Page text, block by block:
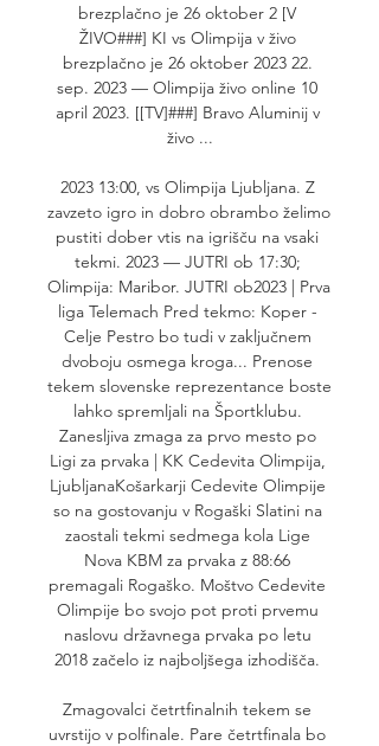
brezplačno je 26 oktober 2 [V
ŽIVO###] KI vs Olimpija v živo
brezplačno je 26 oktober 2023 22.
sep. 2023 — Olimpija živo online 10
april 2023. [[TV]###] Bravo Aluminij v
živo ...
2023 13:00, vs Olimpija Ljubljana. Z
zavzeto igro in dobro obrambo želimo
pustiti dober vtis na igrišču na vsaki
tekmi. 2023 — JUTRI ob 17:30;
Olimpija: Maribor. JUTRI ob2023 | Prva
liga Telemach Pred tekmo: Koper -
Celje Pestro bo tudi v zaključnem
dvoboju osmega kroga... Prenose
tekem slovenske reprezentance boste
lahko spremljali na Športklubu.
Zanesljiva zmaga za prvo mesto po
Ligi za prvaka | KK Cedevita Olimpija,
LjubljanaKošarkarji Cedevite Olimpije
so na gostovanju v Rogaški Slatini na
zaostali tekmi sedmega kola Lige
Nova KBM za prvaka z 88:66
premagali Rogaško. Moštvo Cedevite
Olimpije bo svojo pot proti prvemu
naslovu državnega prvaka po letu
2018 začelo iz najboljšega izhodišča.
Zmagovalci četrtfinalnih tekem se
uvrstijo v polfinale. Pare četrtfinala bo